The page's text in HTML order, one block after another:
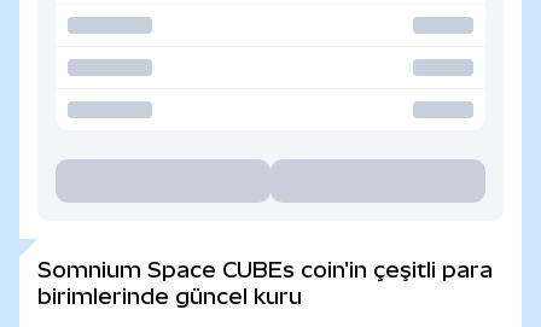
Somnium Space CUBEs coin'in çeşitli para
birimlerinde güncel kuru